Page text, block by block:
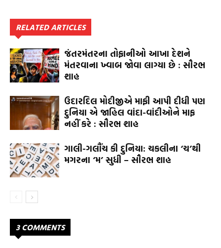
RELATED ARTICLES
જંતરમંતરના તોફાનીઓ આખા દેશને
મંતરવાના ખ્વાબ જોવા લાગ્યા છે : સૌરભ
શાહ
ઉદારદિલ મોદીજીએ માફી આપી દીધી પણ
દુનિયા એ જાહિલ વાંદા-વાંદીઓને માફ
નહીં કરે : સૌરભ શાહ
ગાલી-ગલૌંચ કી દુનિયા: ચકલીના ‘ચ’થી
મગરના ‘મ’ સુધી – સૌરભ શાહ
3 COMMENTS